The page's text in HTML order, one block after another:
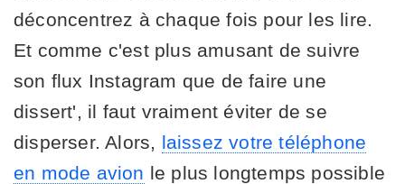
déconcentrez à chaque fois pour les lire.
Et comme c'est plus amusant de suivre
son flux Instagram que de faire une
dissert', il faut vraiment éviter de se
disperser. Alors, laissez votre téléphone
en mode avion le plus longtemps possible